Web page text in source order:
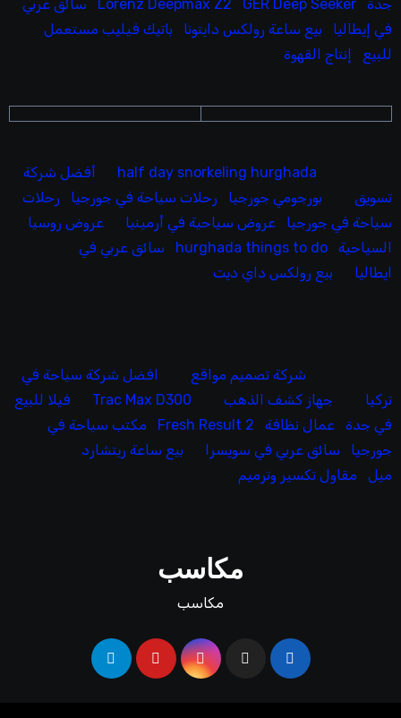
جدة
Lorenz Deepmax Z2 GER Deep Seeker
سائق عربي
في إيطاليا
بيع ساعة رولكس دايتونا
باتيك فيليب مستعمل
للبيع
إنتاج القهوة
half day snorkeling hurghada
أفضل شركة
تسويق
بورجومي جورجيا رحلات سياحة في جورجيا
رحلات
سياحة في جورجيا
عروض سياحية في أرمينيا
عروض روسيا
السياحية
hurghada things to do
سائق عربي في
ايطاليا
بيع رولكس داي ديت
شركة تصميم مواقع
افضل شركة سياحة في
تركيا
جهاز كشف الذهب Trac Max D300
فيلا للبيع
في جدة
عمال نظافة Fresh Result 2
مكتب سياحة في
جورجيا
سائق عربي في سويسرا
بيع ساعة ريتشارد
ميل
مقاول تكسير وترميم
مكاسب
مكاسب